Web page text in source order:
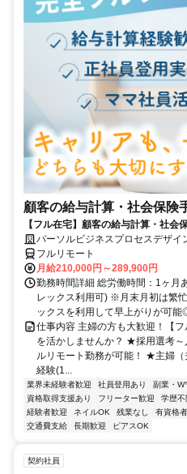
顧客の給与計算・社会保険
【フル在宅】顧客の給与計算・社会
パーソルビジネスプロセスデザイ
フルリモート
月給210,000円～289,900円
勤務時間詳細 総労働時間：1ヶ月
レックス利用可) ※月末月初は繁
ックスを利用して早上がりが可
仕事内容 主婦の方も大歓迎！【
を活かしませんか？ ★採用選考
ルリモート勤務が可能！ ★主婦
経験(1...
業界未経験者歓迎 社員登用あり 副業・W
資格取得支援あり
フリーター歓迎 学歴不
経験者歓迎
ネイルOK 残業なし 有資格
交通費支給
長期歓迎 ピアスOK
契約社員